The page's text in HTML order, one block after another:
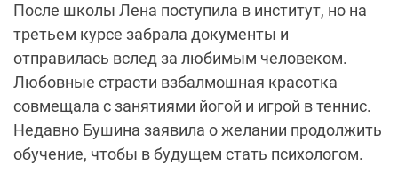
После школы Лена поступила в институт, но на
третьем курсе забрала документы и
отправилась вслед за любимым человеком.
Любовные страсти взбалмошная красотка
совмещала с занятиями йогой и игрой в теннис.
Недавно Бушина заявила о желании продолжить
обучение, чтобы в будущем стать психологом.